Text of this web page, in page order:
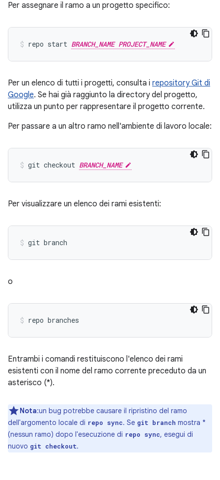
Per assegnare il ramo a un progetto specifico:
repo start BRANCH_NAME PROJECT_NAME
Per un elenco di tutti i progetti, consulta i repository Git di
Google. Se hai già raggiunto la directory del progetto,
utilizza un punto per rappresentare il progetto corrente.
Per passare a un altro ramo nell'ambiente di lavoro locale:
git checkout BRANCH_NAME
Per visualizzare un elenco dei rami esistenti:
o
Entrambi i comandi restituiscono l'elenco dei rami
esistenti con il nome del ramo corrente preceduto da un
asterisco (*).
Nota:un bug potrebbe causare il ripristino del ramo
dell'argomento locale di repo sync. Se git branch mostra *
(nessun ramo) dopo l'esecuzione di repo sync, esegui di
nuovo git checkout.